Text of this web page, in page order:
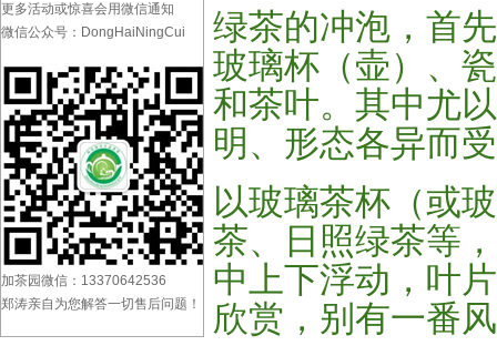
更多活动或惊喜会用微信通知
微信公众号：DongHaiNingCui
加茶园微信：13370642536
郑涛亲自为您解答一切售后问题！
绿茶的冲泡，首
玻璃杯（壶）、
和茶叶。其中尤
明、形态各异而
以玻璃茶杯（或
茶、日照绿茶等
中上下浮动，叶
欣赏，别有一番